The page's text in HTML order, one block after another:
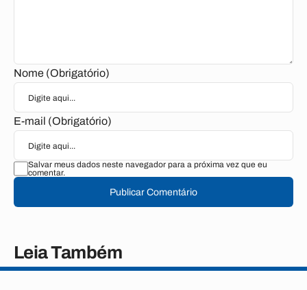
Nome (Obrigatório)
E-mail (Obrigatório)
Salvar meus dados neste navegador para a próxima vez que eu
comentar.
Publicar Comentário
Leia Também